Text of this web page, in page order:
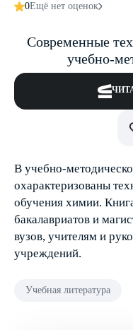
0Ещё нет оценок
Современные
учебно-
В учебно-
охарактеризованы
обучения химии.
бакалавриатов и
вузов, учителям и
учреждений.
Учебная литература